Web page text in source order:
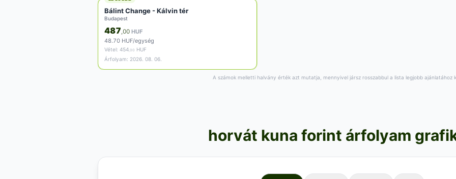
Bálint Change - Kálvin tér
Budapest
487 ,00 HUF
48.70 HUF/egység
Vétel: 454 ,00 HUF
Árfolyam: 2026. 08. 06.
A számok melletti halvány érték azt mutatja, mennyivel jársz rosszabbul a lista legjobb ajánlatához
horvát kuna forint árfolyam